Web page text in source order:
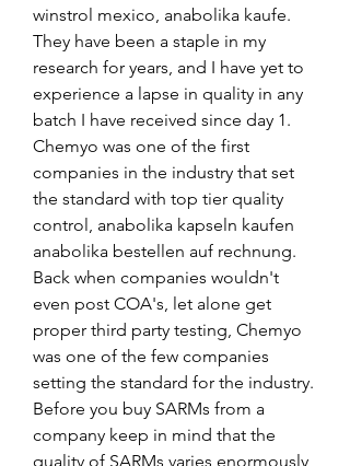
winstrol mexico, anabolika kaufe.
They have been a staple in my
research for years, and I have yet to
experience a lapse in quality in any
batch I have received since day 1.
Chemyo was one of the first
companies in the industry that set
the standard with top tier quality
control, anabolika kapseln kaufen
anabolika bestellen auf rechnung.
Back when companies wouldn't
even post COA's, let alone get
proper third party testing, Chemyo
was one of the few companies
setting the standard for the industry.
Before you buy SARMs from a
company keep in mind that the
quality of SARMs varies enormously